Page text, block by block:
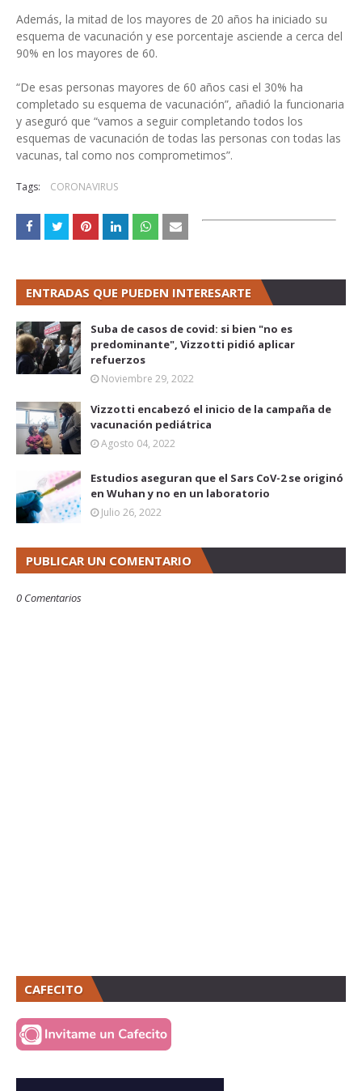
Además, la mitad de los mayores de 20 años ha iniciado su
esquema de vacunación y ese porcentaje asciende a cerca del
90% en los mayores de 60.
“De esas personas mayores de 60 años casi el 30% ha
completado su esquema de vacunación”, añadió la funcionaria
y aseguró que “vamos a seguir completando todos los
esquemas de vacunación de todas las personas con todas las
vacunas, tal como nos comprometimos”.
Tags: CORONAVIRUS
ENTRADAS QUE PUEDEN INTERESARTE
Suba de casos de covid: si bien "no es
predominante", Vizzotti pidió aplicar
refuerzos
Noviembre 29, 2022
Vizzotti encabezó el inicio de la campaña de
vacunación pediátrica
Agosto 04, 2022
Estudios aseguran que el Sars CoV-2 se originó
en Wuhan y no en un laboratorio
Julio 26, 2022
PUBLICAR UN COMENTARIO
0 Comentarios
CAFECITO